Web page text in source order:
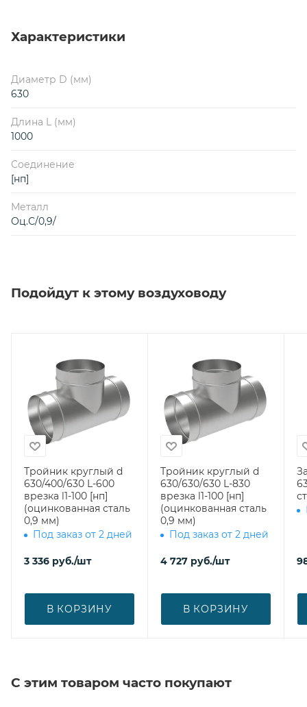
Характеристики
Диаметр D (мм)
630
Длина L (мм)
1000
Соединение
[нп]
Металл
Оц.С/0,9/
Подойдут к этому воздуховоду
Тройник круглый d
630/400/630 L-600
врезка l1-100 [нп]
(оцинкованная сталь
0,9 мм)
Под заказ от 2 дней
3 336 руб./шт
В КОРЗИНУ
Тройник круглый d
630/630/630 L-830
врезка l1-100 [нп]
(оцинкованная сталь
0,9 мм)
Под заказ от 2 дней
4 727 руб./шт
В КОРЗИНУ
630
С этим товаром часто покупают